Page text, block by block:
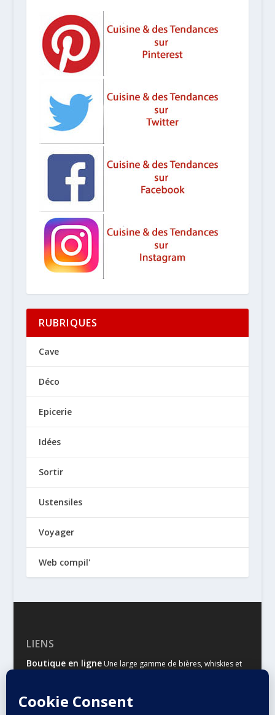
RUBRIQUES
Cave
Déco
Epicerie
Idées
Sortir
Ustensiles
Voyager
Web compil'
LIENS
Boutique en ligneUne large gamme de bières, whiskies et
Malts & HoublonsLe site d’information des amateurs de